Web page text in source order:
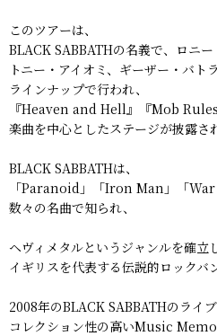
このツアーは、
BLACK SABBATHの名義で、ロニー
トニー・アイオミ、ギーザー・バト
ラインナップで行われ、
『Heaven and Hell』『Mob
楽曲を中心としたステージが披露さ
BLACK SABBATHは、
「Paranoid」「Iron Man」「War
数々の名曲で知られ、
ヘヴィメタルというジャンルを確立し
イギリスを代表する伝説的ロックバ
2008年のBLACK SABBATHのライブ
コレクション性の高いMusic